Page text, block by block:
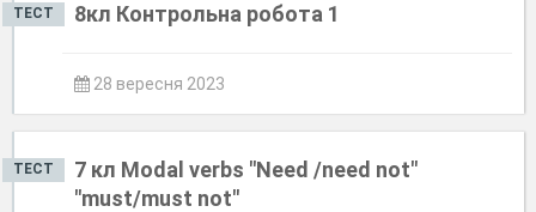
ТЕСТ 8кл Контрольна робота 1
28 вересня 2023
ТЕСТ
7 кл Modal verbs "Need /need not"
"must/must not"